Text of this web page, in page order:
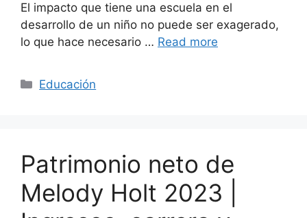
El impacto que tiene una escuela en el
desarrollo de un niño no puede ser exagerado,
lo que hace necesario … Read more
Categories
Educación
Patrimonio neto de
Melody Holt 2023 |